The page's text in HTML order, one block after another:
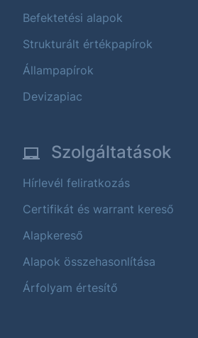
Befektetési alapok
Strukturált értékpapírok
Állampapírok
Devizapiac
Szolgáltatások
Hírlevél feliratkozás
Certifikát és warrant kereső
Alapkereső
Alapok összehasonlítása
Árfolyam értesítő